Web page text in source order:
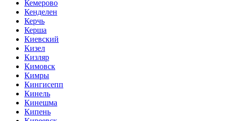
Кемерово
Кенделен
Керчь
Керша
Киевский
Кизел
Кизляр
Кимовск
Кимры
Кингисепп
Кинель
Кинешма
Кипень